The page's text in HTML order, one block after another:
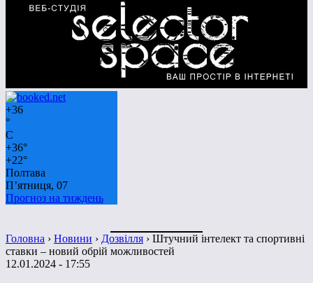
+36
°
C
+36°
+22°
Полтава
П’ятниця, 07
Прогноз на тиждень
Головна › Новини › Дозвілля › Штучний інтелект та спортивні
ставки – новий обрій можливостей
12.01.2024 - 17:55